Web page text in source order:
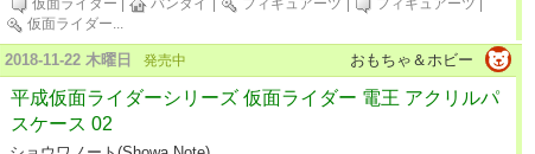
仮面ライダー バンダイ フィギュアーツ フィギュアーツ
仮面ライダー...
おもちゃ＆ホビー
2018-11-22 木曜日 発売中
平成仮面ライダーシリーズ 仮面ライダー 電王 アクリルパ
スケース 02